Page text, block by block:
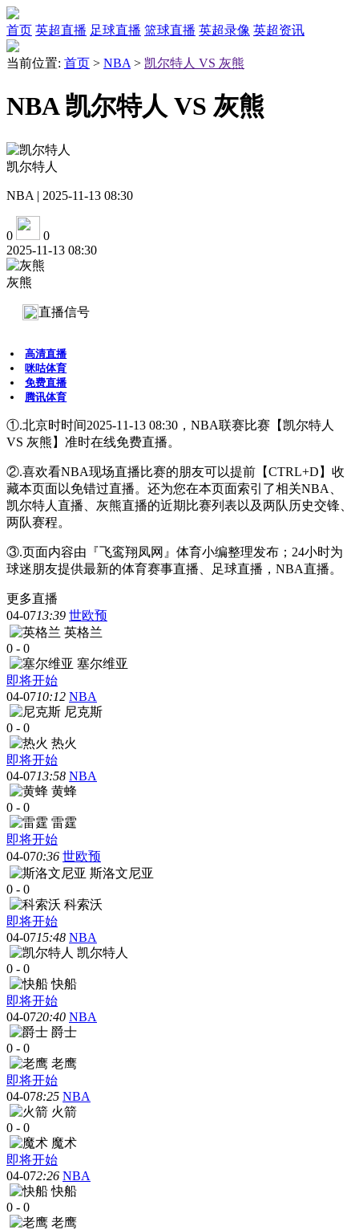
首页 英超直播 足球直播 篮球直播 英超录像 英超资讯
当前位置: 首页 > NBA > 凯尔特人 VS 灰熊
NBA 凯尔特人 VS 灰熊
凯尔特人
NBA | 2025-11-13 08:30
0
0
2025-11-13 08:30
灰熊
直播信号
高清直播
咪咕体育
免费直播
腾讯体育
①.北京时时间2025-11-13 08:30，NBA联赛比赛【凯尔特人
VS 灰熊】准时在线免费直播。
②.喜欢看NBA现场直播比赛的朋友可以提前【CTRL+D】收
藏本页面以免错过直播。还为您在本页面索引了相关NBA、
凯尔特人直播、灰熊直播的近期比赛列表以及两队历史交锋、
两队赛程。
③.页面内容由『飞鸾翔凤网』体育小编整理发布；24小时为
球迷朋友提供最新的体育赛事直播、足球直播，NBA直播。
更多直播
04-0713:39 世欧预
英格兰
0 - 0
塞尔维亚
即将开始
04-0710:12 NBA
尼克斯
0 - 0
热火
即将开始
04-0713:58 NBA
黄蜂
0 - 0
雷霆
即将开始
04-070:36 世欧预
斯洛文尼亚
0 - 0
科索沃
即将开始
04-0715:48 NBA
凯尔特人
0 - 0
快船
即将开始
04-0720:40 NBA
爵士
0 - 0
老鹰
即将开始
04-078:25 NBA
火箭
0 - 0
魔术
即将开始
04-072:26 NBA
快船
0 - 0
老鹰